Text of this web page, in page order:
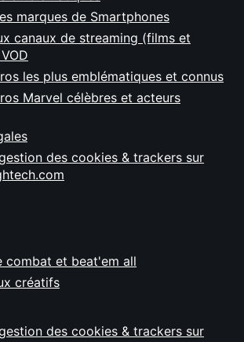
marques de Smartphones
canaux de streaming (films et
les plus emblématiques et connus
Marvel célèbres et acteurs
des cookies & trackers sur
combat et beat'em all
créatifs
des cookies & trackers sur